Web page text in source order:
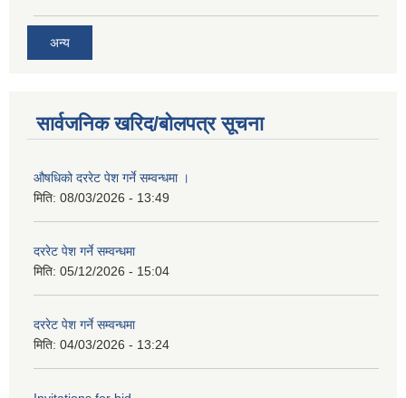
अन्य
सार्वजनिक खरिद/बोलपत्र सूचना
औषधिको दररेट पेश गर्ने सम्वन्धमा ।
मिति: 08/03/2026 - 13:49
दररेट पेश गर्ने सम्वन्धमा
मिति: 05/12/2026 - 15:04
दररेट पेश गर्ने सम्वन्धमा
मिति: 04/03/2026 - 13:24